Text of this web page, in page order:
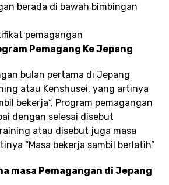
berada di bawah bimbingan
pemagangan
Pemagang Ke Jepang
bulan pertama di Jepang
atau Kenshusei, yang artinya
bekerja“. Program pemagangan
dengan selesai disebut
atau disebut juga masa
“Masa bekerja sambil berlatih”
masa Pemagangan di Jepang